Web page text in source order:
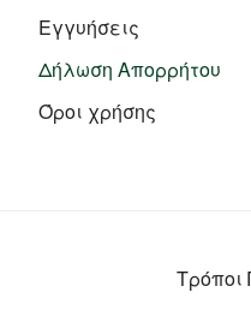
Εγγυήσεις
Δήλωση Απορρήτου
Όροι χρήσης